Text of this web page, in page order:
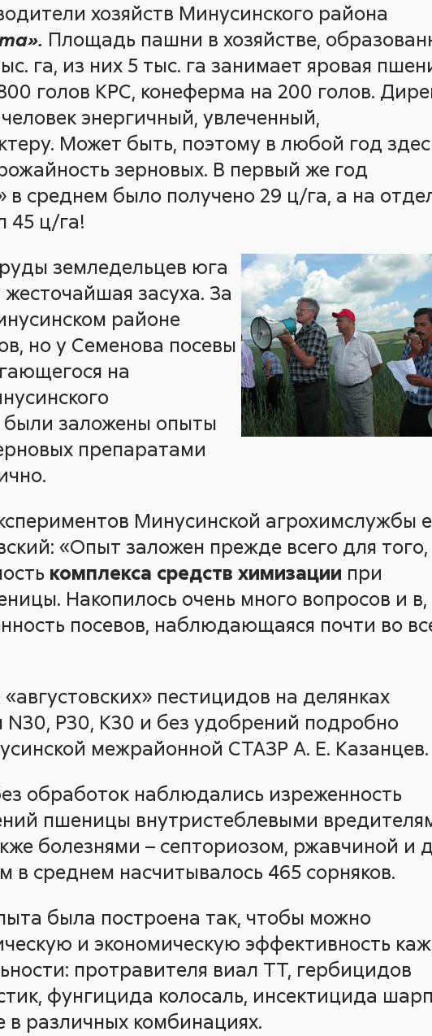
хозяйств Минусинского района
Площадь пашни в хозяйстве,
га, из них 5 тыс. га занимает яровая
голов КРС, конеферма на 200 голов.
энергичный, увлеченный,
Может быть, поэтому в любой год
зерновых. В первый же год
в среднем было получено 29 ц/га, а на
45 ц/га!
земледельцев юга
засуха. За
районе
но у Семенова посевы
на
были заложены опыты
препаратами
Минусинской агрохимслужбы
«Опыт заложен прежде всего для того,
комплекса средств химизации при
Накопилось очень много вопросов и в,
посевов, наблюдающаяся почти во
пестицидов на делянках
N30, P30, K30 и без удобрений подробно
межрайонной СТАЗР А. Е. Казанцев.
обработок наблюдались изреженность
пшеницы внутристеблевыми
болезнями – септориозом, ржавчиной и
в среднем насчитывалось 465 сорняков.
была построена так, чтобы можно
и экономическую эффективность
протравителя виал ТТ, гербицидов
фунгицида колосаль, инсектицида
в различных комбинациях.